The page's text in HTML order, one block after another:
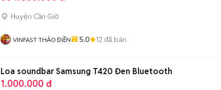
Huyện Cần Giờ
VINFAST THẢO ĐIỀN 5.0 12 đã bán
Loa soundbar Samsung T420 Đen Bluetooth
1.000.000 đ